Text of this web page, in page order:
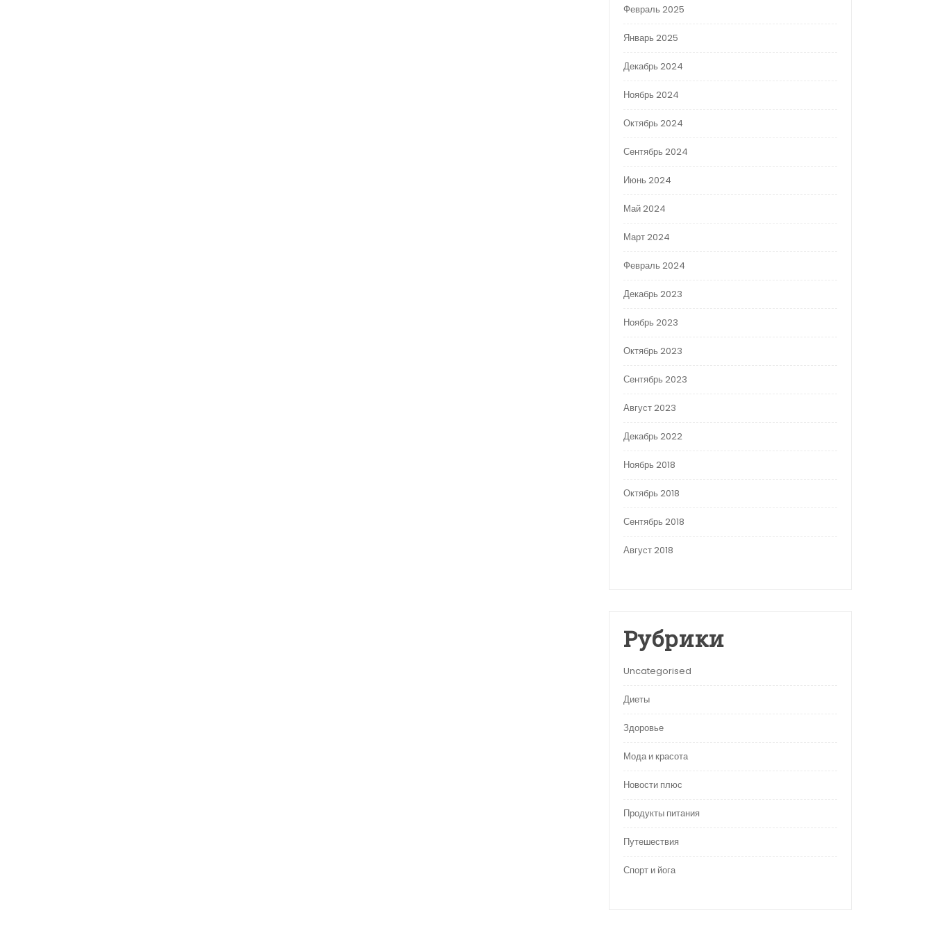
Февраль 2025
Январь 2025
Декабрь 2024
Ноябрь 2024
Октябрь 2024
Сентябрь 2024
Июнь 2024
Май 2024
Март 2024
Февраль 2024
Декабрь 2023
Ноябрь 2023
Октябрь 2023
Сентябрь 2023
Август 2023
Декабрь 2022
Ноябрь 2018
Октябрь 2018
Сентябрь 2018
Август 2018
Рубрики
Uncategorised
Диеты
Здоровье
Мода и красота
Новости плюс
Продукты питания
Путешествия
Спорт и йога